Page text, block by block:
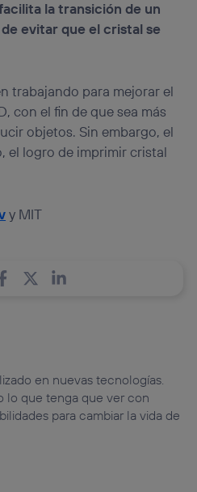
la transición de un
evitar que el cristal se
trabajando para mejorar el
con el fin de que sea más
objetos. Sin embargo, el
el logro de imprimir cristal
y MIT
en nuevas tecnologías.
lo que tenga que ver con
para cambiar la vida de